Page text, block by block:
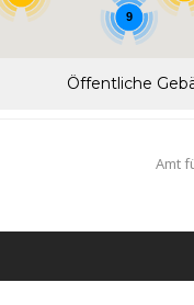
9
Öffentliche
Amt